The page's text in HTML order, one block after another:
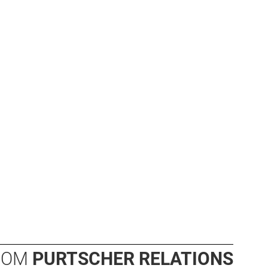
PURTSCHER RELATIONS